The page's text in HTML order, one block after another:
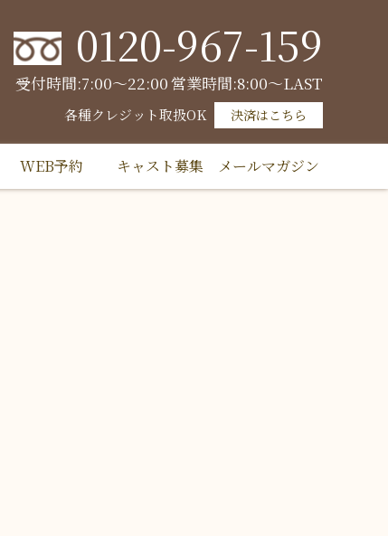
0120-967-159
受付時間:7:00～22:00営業時間:8:00～LAST
各種クレジット取扱OK 決済はこちら
WEB予約 キャスト募集 メールマガジン